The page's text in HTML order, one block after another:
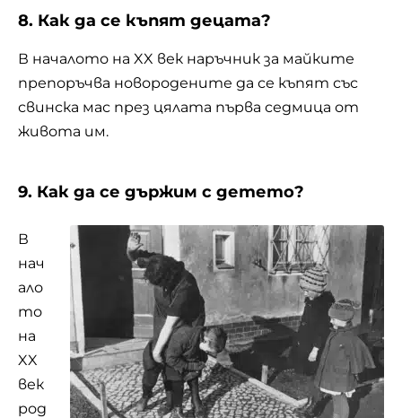
8. Как да се къпят децата?
В началото на XX век наръчник за майките
препоръчва новородените да се къпят със
свинска мас през цялата първа седмица от
живота им.
9. Как да се държим с детето?
В
нач
ало
то
на
XX
век
род